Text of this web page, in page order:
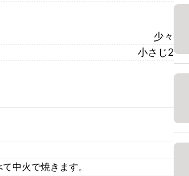
少々
小さじ2
中火で焼きます。